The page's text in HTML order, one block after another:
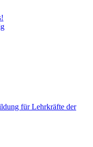
für Lehrkräfte der